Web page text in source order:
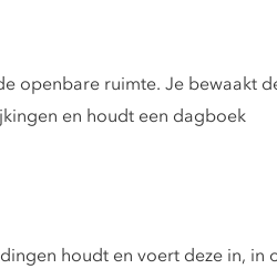
openbare ruimte. Je bewaakt
en houdt een dagboek
houdt en voert deze in, in